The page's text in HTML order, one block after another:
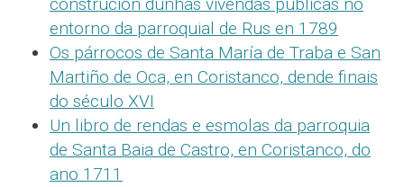
entorno da parroquial de Rus en 1789
Os párrocos de Santa María de Traba e San
Martiño de Oca, en Coristanco, dende finais
do século XVI
Un libro de rendas e esmolas da parroquia
de Santa Baia de Castro, en Coristanco, do
ano 1711